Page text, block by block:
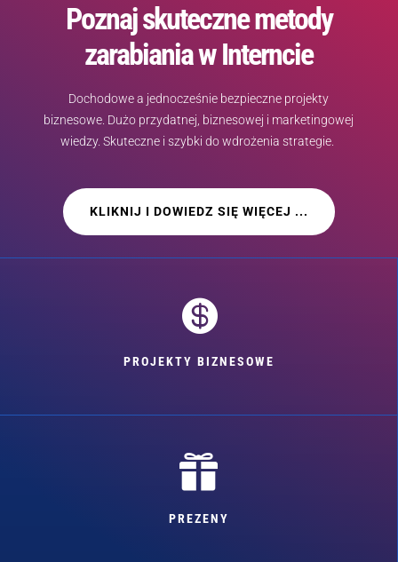
Poznaj skuteczne metody
zarabiania w Interncie
Dochodowe a jednocześnie bezpieczne projekty
biznesowe. Dużo przydatnej, biznesowej i marketingowej
wiedzy. Skuteczne i szybki do wdrożenia strategie.
KLIKNIJ I DOWIEDZ SIĘ WIĘCEJ ...

PROJEKTY BIZNESOWE

PREZENY